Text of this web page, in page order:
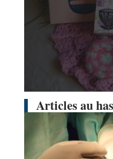
Articles au